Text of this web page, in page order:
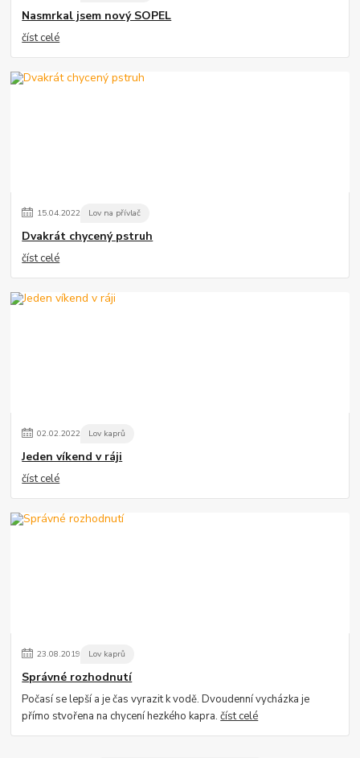
Nasmrkal jsem nový SOPEL
číst celé
15.04.2022 Lov na přívlač
Dvakrát chycený pstruh
číst celé
02.02.2022 Lov kaprů
Jeden víkend v ráji
číst celé
23.08.2019 Lov kaprů
Správné rozhodnutí
Počasí se lepší a je čas vyrazit k vodě. Dvoudenní vycházka je
přímo stvořena na chycení hezkého kapra.číst celé